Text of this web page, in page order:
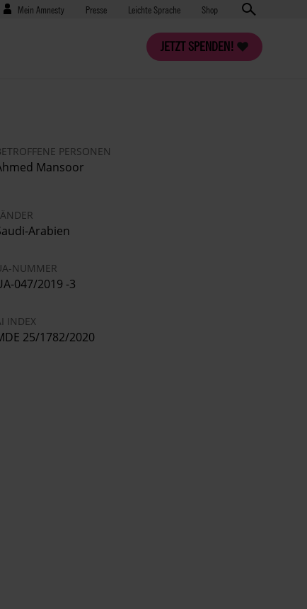
Benutzermenü
Mein Amnesty Presse
Presse Leichte Sprache Shop
JETZT SPENDEN!
PERSONEN
Mansoor
Arabien
NUMMER
047/2019 -3
INDEX
25/1782/2020